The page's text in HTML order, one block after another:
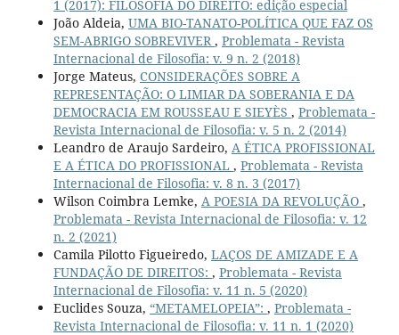
1 (2017): FILOSOFIA DO DIREITO: edição especial
João Aldeia, UMA BIO-TANATO-POLÍTICA QUE FAZ OS
SEM-ABRIGO SOBREVIVER , Problemata - Revista
Internacional de Filosofia: v. 9 n. 2 (2018)
Jorge Mateus, CONSIDERAÇÕES SOBRE A
REPRESENTAÇÃO: O LIMIAR DA SOBERANIA E DA
DEMOCRACIA EM ROUSSEAU E SIEYÈS , Problemata -
Revista Internacional de Filosofia: v. 5 n. 2 (2014)
Leandro de Araujo Sardeiro, A ÉTICA PROFISSIONAL
E A ÉTICA DO PROFISSIONAL , Problemata - Revista
Internacional de Filosofia: v. 8 n. 3 (2017)
Wilson Coimbra Lemke, A POESIA DA REVOLUÇÃO ,
Problemata - Revista Internacional de Filosofia: v. 12
n. 2 (2021)
Camila Pilotto Figueiredo, LAÇOS DE AMIZADE E A
FUNDAÇÃO DE DIREITOS: , Problemata - Revista
Internacional de Filosofia: v. 11 n. 5 (2020)
Euclides Souza, “METAMELOPEIA”: , Problemata -
Revista Internacional de Filosofia: v. 11 n. 1 (2020)